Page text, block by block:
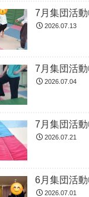
7月集団活
2026.07.13
7月集団活
2026.07.04
7月集団活
2026.07.21
6月集団活
2026.07.01